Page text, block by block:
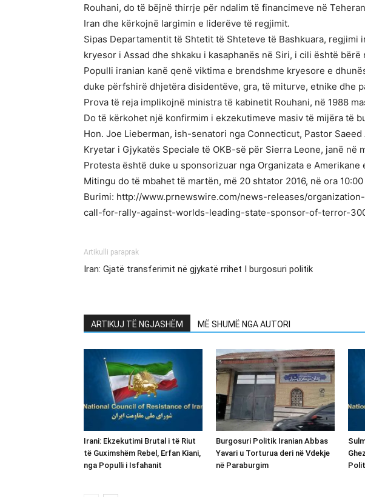
Rouhani, do të bëjnë thirrje për ndalim të financimeve në
Iran dhe kërkojnë largimin e liderëve të regjimit.
Sipas Departamentit të Shtetit të Shteteve të Bashkuara,
kryesor i Assad dhe shkaku i kasaphanës në Siri, i cili është
Populli iranian kanë qenë viktima e brendshme kryesore e
duke përfshirë dhjetëra disidentëve, gra, të miturve, etnike dhe
Prova të reja implikojnë ministra të kabinetit Rouhani, në 1988
Do të kërkohet një konfirmim i ekzekutimeve masiv të mijëra të
Hon. Joe Lieberman, ish-senatori nga Connecticut, Pastor
Kryetar i Gjykatës Speciale të OKB-së për Sierra Leone, janë
Protesta është duke u sponsorizuar nga Organizata e Amerikane
Mitingu do të mbahet të martën, më 20 shtator 2016, në ora
Burimi: http://www.prnewswire.com/news-releases/
call-for-rally-against-worlds-leading-state-sponsor-of-terror-
Artikulli paraprak
Iran: Gjatë transferimit në gjykatë rrihet I burgosuri politik
ARTIKUJ TË NGJASHËM MË SHUMË NGA AUTORI
Irani: Ekzekutimi Brutal i të Riut
të Guximshëm Rebel, Erfan Kiani,
nga Populli i Isfahanit
Burgosuri Politik Iranian Abbas
Yavari u Torturua deri në Vdekje
në Paraburgim